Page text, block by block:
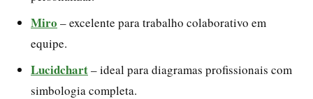
Miro – excelente para trabalho colaborativo em
equipe.
Lucidchart– ideal para diagramas profissionais com
simbologia completa.